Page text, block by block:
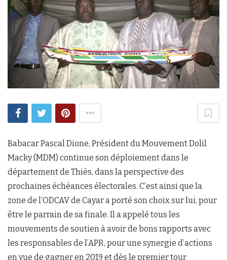
Babacar Pascal Dione, Président du Mouvement Dolil
Macky (MDM) continue son déploiement dans le
département de Thiès, dans la perspective des
prochaines échéances électorales. C’est ainsi que la
zone de l’ODCAV de Cayar a porté son choix sur lui, pour
être le parrain de sa finale. Il a appelé tous les
mouvements de soutien à avoir de bons rapports avec
les responsables de l’APR, pour une synergie d’actions
en vue de gagner en 2019 et dès le premier tour